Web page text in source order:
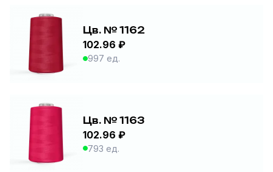
Цв. № 1162
102.96 ₽
997 ед.
Цв. № 1163
102.96 ₽
793 ед.